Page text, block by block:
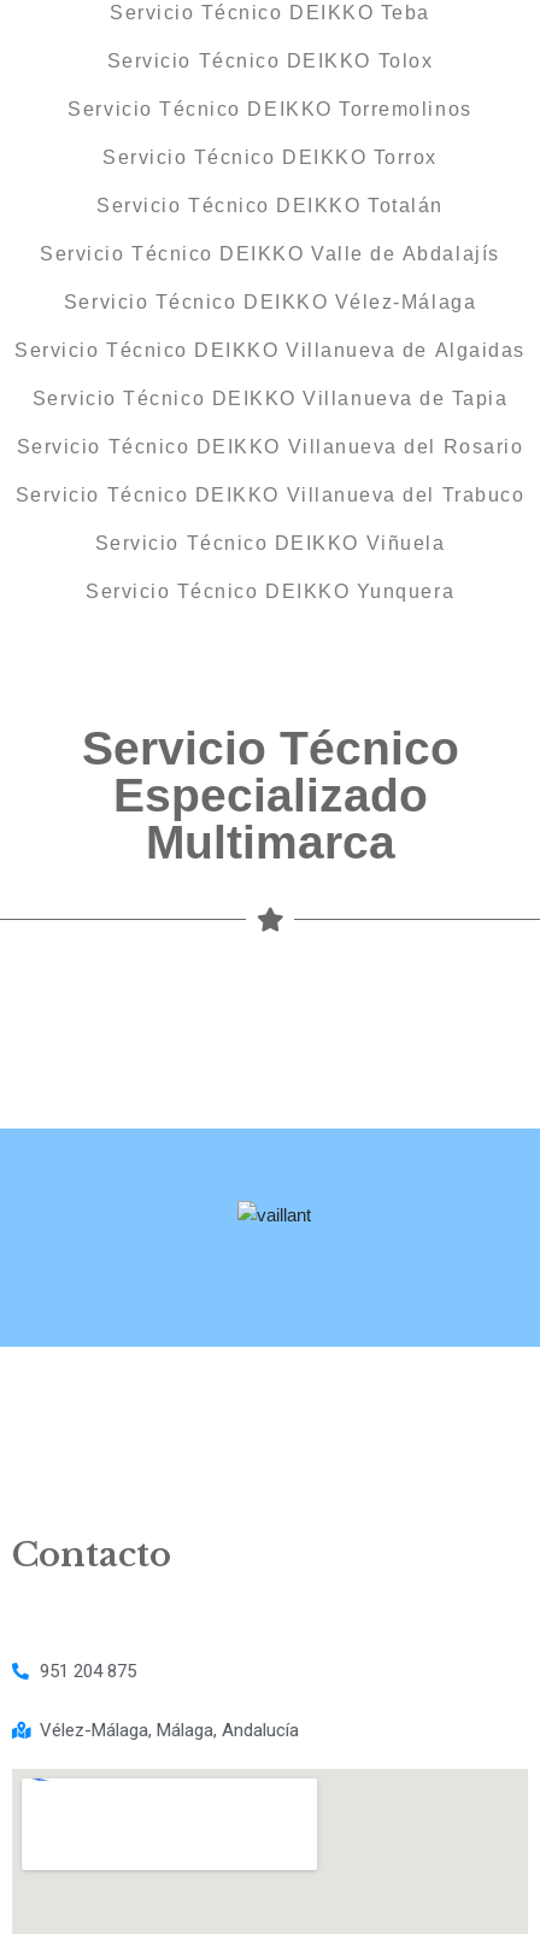
Servicio Técnico DEIKKO Teba
Servicio Técnico DEIKKO Tolox
Servicio Técnico DEIKKO Torremolinos
Servicio Técnico DEIKKO Torrox
Servicio Técnico DEIKKO Totalán
Servicio Técnico DEIKKO Valle de Abdalajís
Servicio Técnico DEIKKO Vélez-Málaga
Servicio Técnico DEIKKO Villanueva de Algaidas
Servicio Técnico DEIKKO Villanueva de Tapia
Servicio Técnico DEIKKO Villanueva del Rosario
Servicio Técnico DEIKKO Villanueva del Trabuco
Servicio Técnico DEIKKO Viñuela
Servicio Técnico DEIKKO Yunquera
Servicio Técnico
Especializado
Multimarca
Contacto
951 204 875
Vélez-Málaga, Málaga, Andalucía